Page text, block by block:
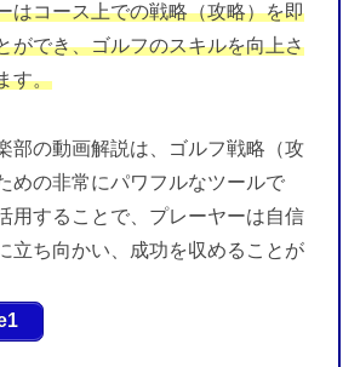
はコース上での戦略（攻略）を即
ができ、ゴルフのスキルを向上さ
す。
部の動画解説は、ゴルフ戦略（攻
めの非常にパワフルなツールで
用することで、プレーヤーは自信
立ち向かい、成功を収めることが